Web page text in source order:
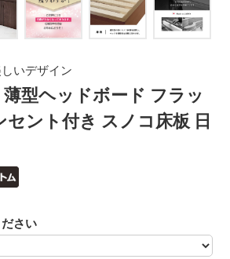
薄型ヘッドボード フラッ
セント付き スノコ床板 日
いデザイン
さい